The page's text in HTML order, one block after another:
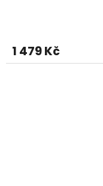
1 479 Kč